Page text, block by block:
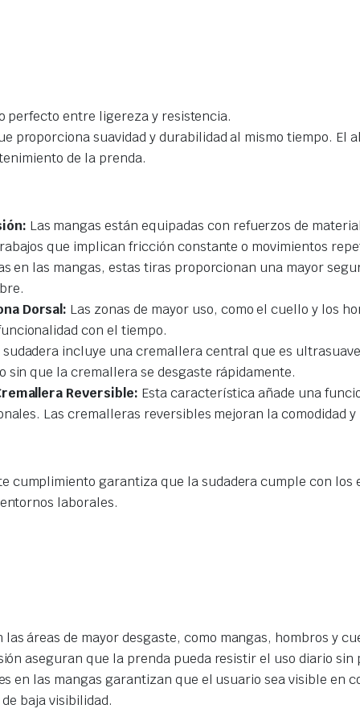
perfecto entre ligereza y resistencia.
proporciona suavidad y durabilidad al mismo tiempo.
de la prenda.
Las mangas están equipadas con refuerzos de
que implican fricción constante o movimientos
en las mangas, estas tiras proporcionan una mayor
Dorsal: Las zonas de mayor uso, como el cuello y los
con el tiempo.
incluye una cremallera central que es
que la cremallera se desgaste rápidamente.
Reversible: Esta característica añade una
Las cremalleras reversibles mejoran la comodidad
cumplimiento garantiza que la sudadera cumple con
laborales.
áreas de mayor desgaste, como mangas, hombros y
aseguran que la prenda pueda resistir el uso diario
en las mangas garantizan que el usuario sea visible en
baja visibilidad.